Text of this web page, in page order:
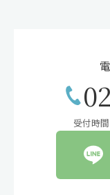
受付時